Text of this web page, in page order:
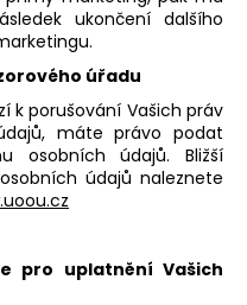
ukončení dalšího
úřadu
k porušování Vašich práv
máte právo podat
osobních údajů. Bližší
údajů naleznete
pro uplatnění Vašich